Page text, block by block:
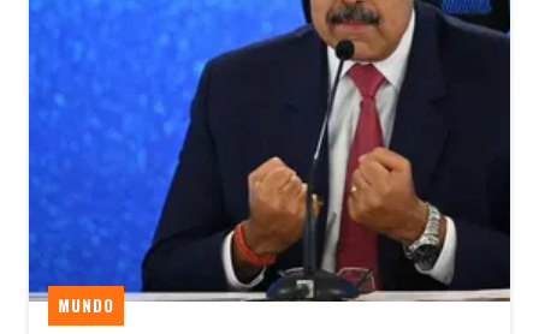
MUNDO